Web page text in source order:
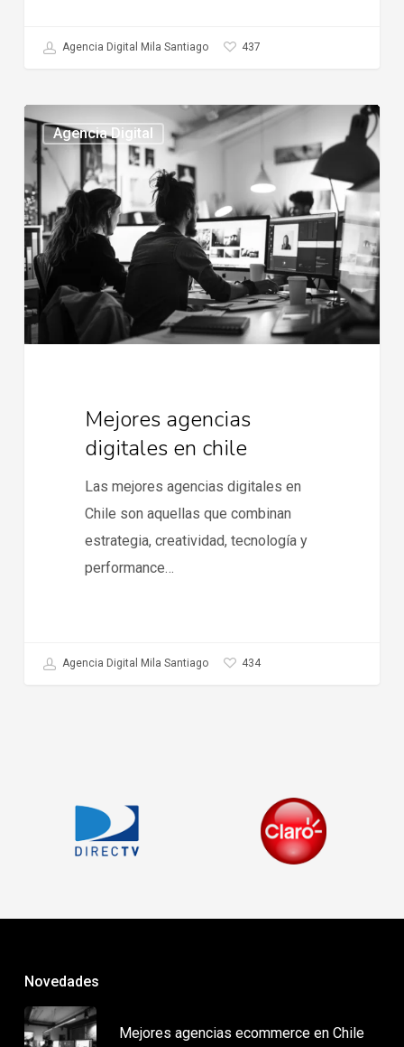
Agencia Digital Mila Santiago 437
Agencia Digital
Mejores
agencias
digitales
en
chile
Mejores agencias
digitales en chile
Las mejores agencias digitales en
Chile son aquellas que combinan
estrategia, creatividad, tecnología y
performance…
Agencia Digital Mila Santiago 434
Novedades
Mejores agencias ecommerce en Chile